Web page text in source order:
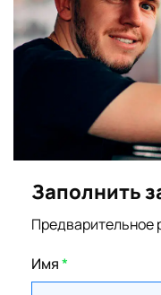
Заполнить
Предварительное
Имя*